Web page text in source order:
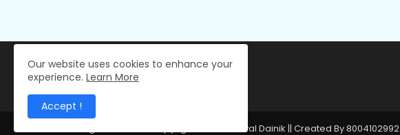
All Right Reserved Copyright © 2024 Deval Dainik || Created By 8004102992
Our website uses cookies to enhance your
experience. Learn More
Accept !